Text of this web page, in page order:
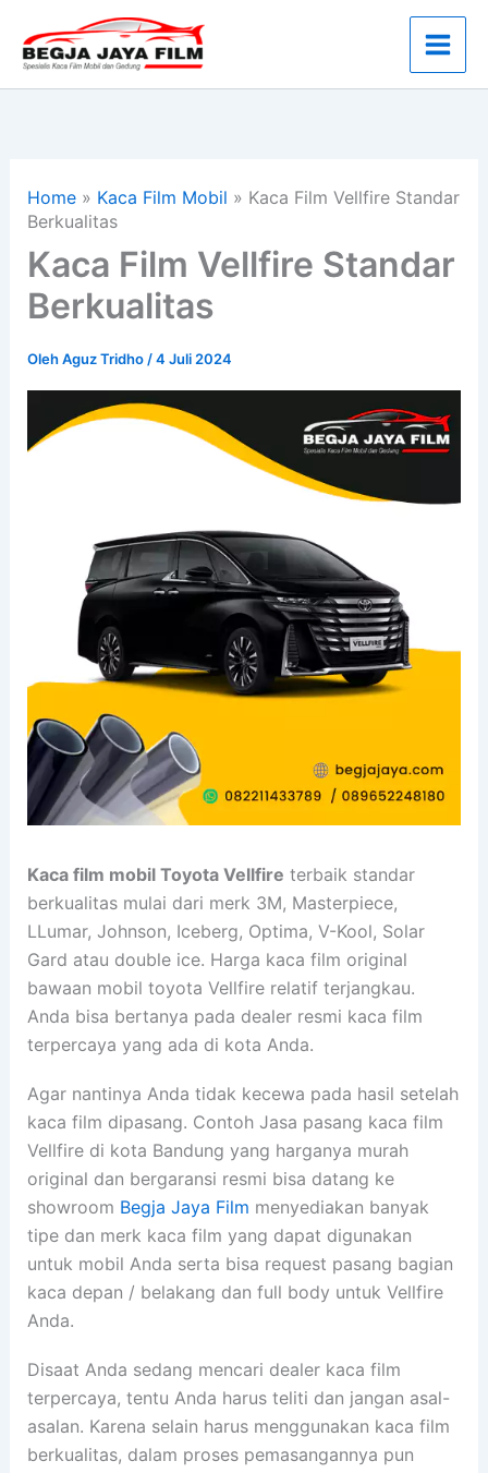
konten
Home» Kaca Film Mobil » Kaca Film Vellfire Standar
Berkualitas
Kaca Film Vellfire Standar
Berkualitas
OlehAguz Tridho /4 Juli 2024
Kaca film mobil Toyota Vellfire terbaik standar
berkualitas mulai dari merk 3M, Masterpiece,
LLumar, Johnson, Iceberg, Optima, V-Kool, Solar
Gard atau double ice. Harga kaca film original
bawaan mobil toyota Vellfire relatif terjangkau.
Anda bisa bertanya pada dealer resmi kaca film
terpercaya yang ada di kota Anda.
Agar nantinya Anda tidak kecewa pada hasil setelah
kaca film dipasang. Contoh Jasa pasang kaca film
Vellfire di kota Bandung yang harganya murah
original dan bergaransi resmi bisa datang ke
showroom Begja Jaya Film menyediakan banyak
tipe dan merk kaca film yang dapat digunakan
untuk mobil Anda serta bisa request pasang bagian
kaca depan / belakang dan full body untuk Vellfire
Anda.
Disaat Anda sedang mencari dealer kaca film
terpercaya, tentu Anda harus teliti dan jangan asal-
asalan. Karena selain harus menggunakan kaca film
berkualitas, dalam proses pemasangannya pun